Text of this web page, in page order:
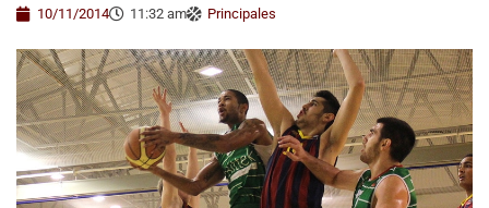
10/11/2014 11:32 am Principales